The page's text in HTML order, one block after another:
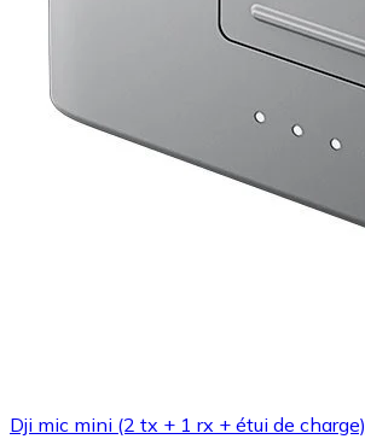
Dji mic mini (2 tx + 1 rx + étui de charge)